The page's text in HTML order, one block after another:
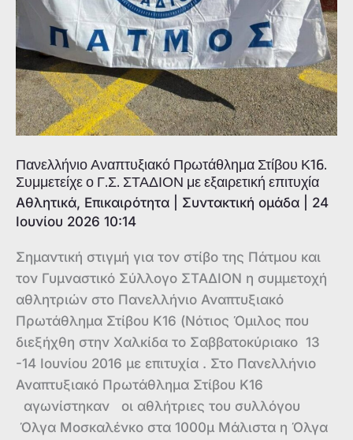
Πανελλήνιο Αναπτυξιακό Πρωτάθλημα Στίβου Κ16.
Συμμετείχε ο Γ.Σ. ΣΤΑΔΙΟΝ με εξαιρετική επιτυχία
Αθλητικά, Επικαιρότητα Συντακτική ομάδα
24
Ιουνίου 2026 10:14
Σημαντική στιγμή για τον στίβο της Πάτμου και
τον Γυμναστικό Σύλλογο ΣΤΑΔΙΟΝ η συμμετοχή
αθλητριών στο Πανελλήνιο Αναπτυξιακό
Πρωτάθλημα Στίβου Κ16 (Νότιος Όμιλος που
διεξήχθη στην Χαλκίδα το Σαββατοκύριακο 13
-14 Ιουνίου 2016 με επιτυχία . Στο Πανελλήνιο
Αναπτυξιακό Πρωτάθλημα Στίβου Κ16
αγωνίστηκαν οι αθλήτριες του συλλόγου
Όλγα Μοσκαλένκο στα 1000μ Μάλιστα η Όλγα